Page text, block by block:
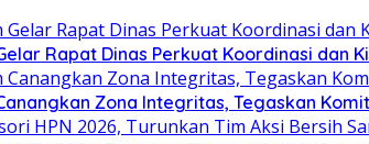
Rapat Dinas Perkuat Koordinasi dan
Zona Integritas, Tegaskan